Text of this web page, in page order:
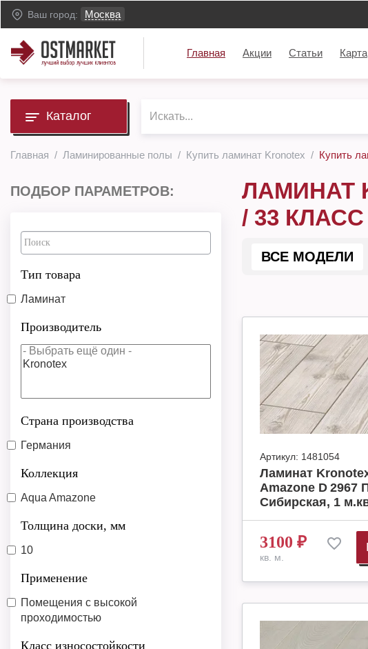
Ваш город: Москва
Главная Акции Статьи Карта
Каталог
Главная Ламинированные полы Купить ламинат Kronotex Купить
ПОДБОР ПАРАМЕТРОВ:
Тип товара
Ламинат
Производитель
Страна производства
Германия
Коллекция
Aqua Amazone
Толщина доски, мм
10
Применение
Помещения с высокой
проходимостью
Класс износостойкости
ЛАМИНАТ
/ 33
ВСЕ МОДЕЛИ
Артикул: 1481054
Ламинат
Amazone D 2967
Сибирская, 1
3100 ₽
кв. м.